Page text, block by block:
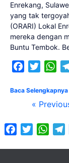
Enrekang,
yang tak
(ORARI) Lokal
mereka dengan
Buntu Tembok.
FacebookTwitter
Baca Selengkapnya
«
FacebookTwitter